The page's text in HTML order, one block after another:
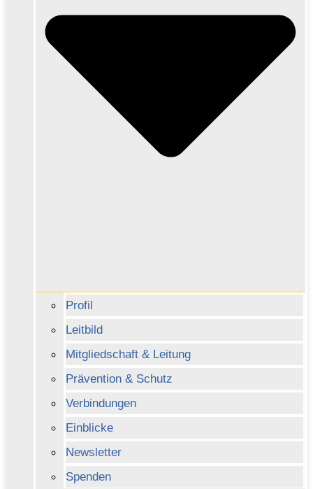
Profil
Leitbild
Mitgliedschaft & Leitung
Prävention & Schutz
Verbindungen
Einblicke
Newsletter
Spenden